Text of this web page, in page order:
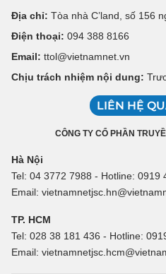
Địa chỉ: Tòa nhà C’land, số 156
Điện thoại: 094 388 8166
Email: ttol@vietnamnet.vn
Chịu trách nhiệm nội dung:
LIÊN HỆ
CÔNG TY CỔ PHẦN
Hà Nội
Tel: 04 3772 7988 - Hotline: 0919
Email:
TP. HCM
Tel: 028 38 181 436 - Hotline:
Email: